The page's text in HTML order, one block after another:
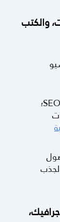
والكتب
تظل هي العمود الفقري للـ SEO؛